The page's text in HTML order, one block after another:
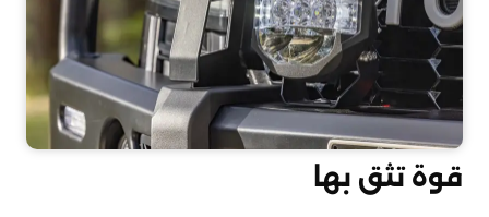
قوة تثق بها